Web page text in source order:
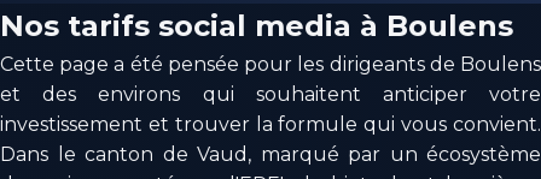
Nos tarifs social media à Boulens
Cette page a été pensée pour les dirigeants de Boulens
et des environs qui souhaitent anticiper votre
investissement et trouver la formule qui vous convient.
Dans le canton de Vaud, marqué par un écosystème